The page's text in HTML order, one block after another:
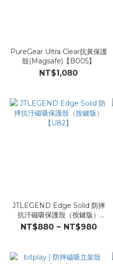
PureGear Ultra Clear抗黃保護
殼(Magsafe)【B005】
NT$1,080
JTLEGEND Edge Solid 防摔
抗汙磁吸保護殼（按鍵版）
【U82】
NT$880 ~ NT$980